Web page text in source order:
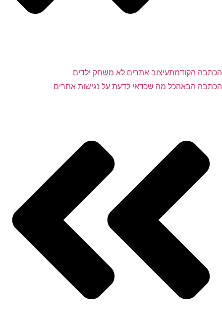
הכתבה הקודמתעיצוב אתרים לא משחק ילדים
הכתבה הבאהכל מה שכדאי לדעת על נגישות אתרים